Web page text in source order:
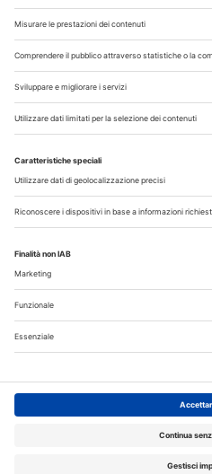
Chi Siamo
Contatti
Privacy
©2026 Edra S.p.a |
| Tel. 02/881841 | Sede
Registrazione Tribunale di
5/05/2022